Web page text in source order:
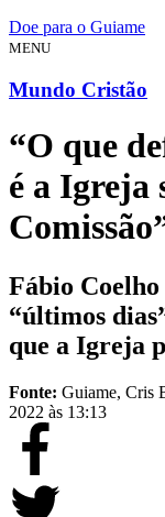
Doe para o Guiame
MENU
Mundo Cristão
“O que
é a Igreja
Fábio
“últimos
que a Igreja
Fonte: Guiame, Cris
2022 às 13:13